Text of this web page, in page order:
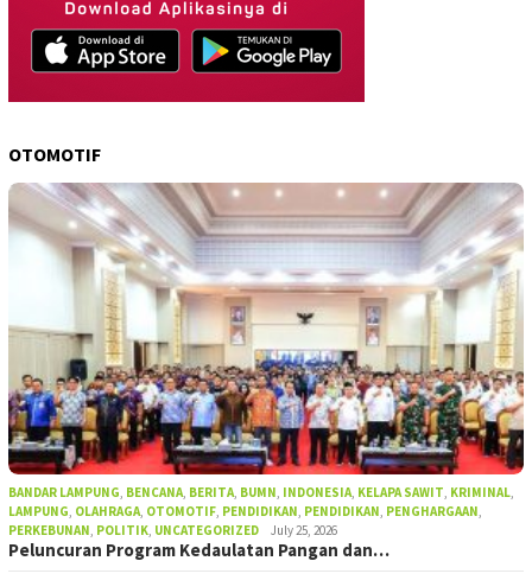
OTOMOTIF
BANDAR LAMPUNG BENCANA BERITA BUMN INDONESIA KELAPA SAWIT KRIMINAL
LAMPUNG OLAHRAGA OTOMOTIF PENDIDIKAN PENDIDIKAN PENGHARGAAN
PERKEBUNAN POLITIK UNCATEGORIZED July 25, 2026
Peluncuran Program Kedaulatan Pangan dan…